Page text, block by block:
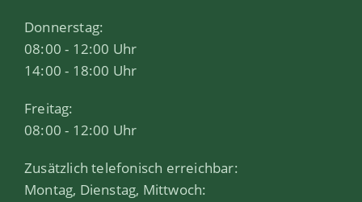
Donnerstag:
08:00 - 12:00 Uhr
14:00 - 18:00 Uhr
Freitag:
08:00 - 12:00 Uhr
Zusätzlich telefonisch erreichbar:
Montag, Dienstag, Mittwoch: